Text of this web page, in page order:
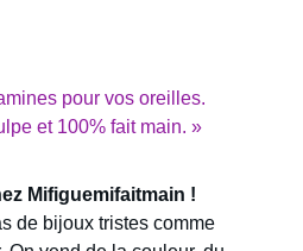
pour vos oreilles.
et 100% fait main. »
Mifiguemifaitmain !
de bijoux tristes comme